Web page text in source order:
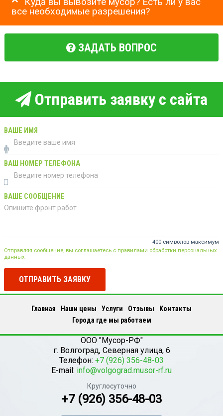
все необходимые разрешения?
ЗАДАТЬ ВОПРОС
Отправить заявку с сайта
ВАШЕ ИМЯ
ВАШ НОМЕР ТЕЛЕФОНА
ВАШЕ СООБЩЕНИЕ
400 символов максимум
Отправляя сообщение, вы соглашаетесь с правилами обработки персональных
данных
ОТПРАВИТЬ ЗАЯВКУ
Главная Наши цены Услуги Отзывы
Контакты
Города где мы работаем
ООО "Мусор-РФ"
г. Волгоград, Северная улица, 6
Телефон: +7 (926) 356-48-03
E-mail: info@volgograd.musor-rf.ru
Круглосуточно
+7 (926) 356-48-03